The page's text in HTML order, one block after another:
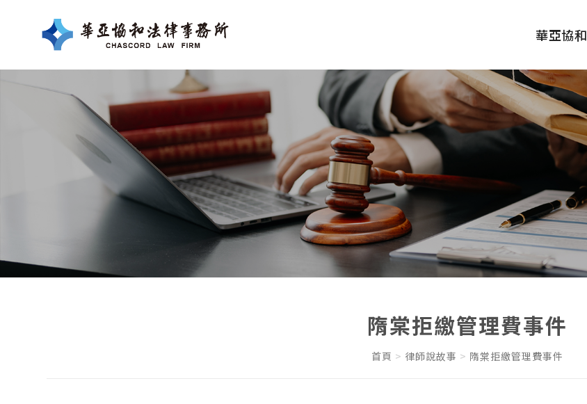
華亞協和
隋棠拒繳管理費事件
首頁 律師說故事 隋棠拒繳管理費事件